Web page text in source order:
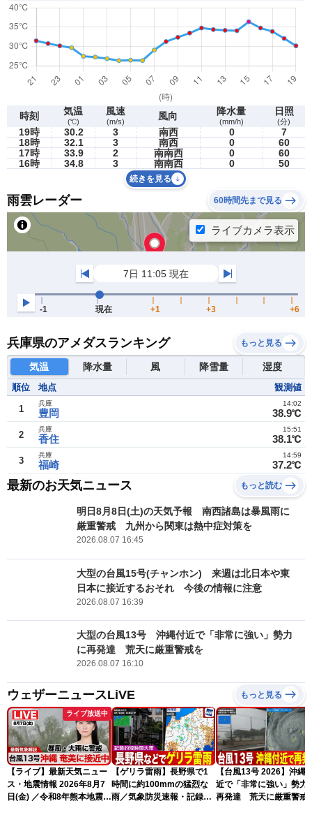
時刻 気温
(℃)
風速
(m/s) 風向 降水量
(mm/h)
日照
(分)
19時 30.2 3 南西 0
7
18時
32.1 3 南西 0
60
17時
33.9 2 南南西 0
60
16時
34.8 3 南南西 0 50
続きを見る
雨雲レーダー 60時間先まで見る
兵庫県のアメダスランキング もっと見る
気温 降水量 風 降雪量 湿度
順位 地点 観測値
1 豊岡
兵庫
38.9℃
14:02
2 香住
兵庫
38.1℃
15:51
3 福崎
兵庫
37.2℃
14:59
最新のお天気ニュース もっと読む
明日8月8日(土)の天気予報 南西諸島は暴風雨に
厳重警戒 九州から関東は熱中症対策を
2026.08.07 16:45
大型の台風15号(チャンホン) 来週は北日本や東
日本に接近するおそれ 今後の情報に注意
2026.08.07 16:39
大型の台風13号 沖縄付近で「非常に強い」勢力
に再発達 荒天に厳重警戒を
2026.08.07 16:10
ウェザーニュースLiVE もっと見る
ライブ放送中
【ライブ】最新天気ニュー
ス・地震情報 2026年8月7
日(金) ／令和8年熊本地震情
【ゲリラ雷雨】長野県で1
時間に約100mmの猛烈な
雨／気象防災速報・記録的
【台風13号 2026】沖縄
近で「非常に強い」勢力
再発達 荒天に厳重警戒